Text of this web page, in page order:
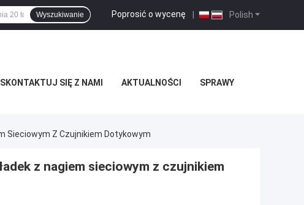
Polish
Poprosić o wycenę |
Wyszukiwanie
SKONTAKTUJ SIĘ Z NAMI AKTUALNOŚCI SPRAWY
Sieciowym Z Czujnikiem Dotykowym
z nagiem sieciowym z czujnikiem